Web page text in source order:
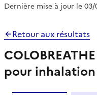
Dernière mise à jour le 03/
Retour aux résultats
pour inhalation